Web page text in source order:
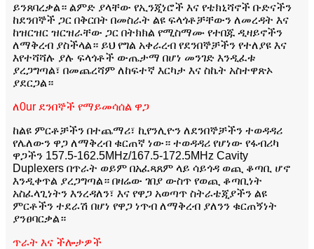
ይንጸባረቃል። ልምድ ያላቸው የኢንጂነሮች እና የቴክኒሻኖች ቡድናችን
ከደንበኞች ጋር በቅርበት በመስራት ልዩ ፍላጎቶቻቸውን ለመረዳት እና
ከዝርዝር ዝርዝራቸው ጋር በትክክል የሚስማሙ የተበጁ ዲዛይኖችን
ለማቅረብ ያስችላል። ይህ የግል አቀራረብ የደንበኞቻችን የተለያዩ እና
እየተሻሻሉ ያሉ ፍላጎቶች ውጤታማ በሆነ መንገድ እንዲፈቱ
ያረጋግጣል፣ በመጨረሻም ለከፍተኛ እርካታ እና ስኬት አስተዋጽኦ
ያደርጋል።
ለ0ur ደንበኞች የማይመሳሰል ዋጋ
ከልዩ ምርቶቻችን በተጨማሪ፣ ኪየንሊዮን ለደንበኞቻችን ተወዳዳሪ
የሌለውን ዋጋ ለማቅረብ ቁርጠኛ ነው። ተወዳዳሪ የሆነው የፋብሪካ
ዋጋችን 157.5-162.5MHz/167.5-172.5MHz Cavity
Duplexers በጥራት ወይም በአፈጻጸም ላይ ሳይጎዳ ወጪ ቆጣቢ ሆኖ
እንዲቀጥል ያረጋግጣል። በዛሬው ገበያ ውስጥ የወጪ ቆጣቢነት
አስፈላጊነትን እንረዳለን፣ እና የዋጋ አወጣጥ ስትራቴጂያችን ልዩ
ምርቶችን ተደራሽ በሆነ የዋጋ ነጥብ ለማቅረብ ያለንን ቁርጠኝነት
ያንፀባርቃል።
ጥራት እና ችሎታዎች